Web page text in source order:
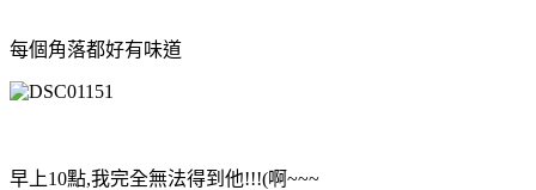
每個角落都好有味道
早上10點,我完全無法得到他!!!(啊~~~